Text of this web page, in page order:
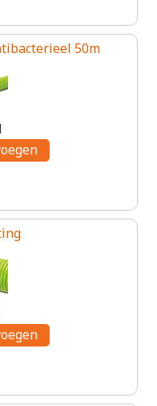
50m